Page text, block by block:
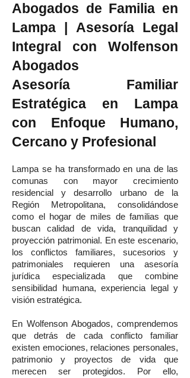
Abogados de Familia en
Lampa | Asesoría Legal
Integral con Wolfenson
Abogados
Asesoría Familiar
Estratégica en Lampa
con Enfoque Humano,
Cercano y Profesional
Lampa se ha transformado en una de las
comunas con mayor crecimiento
residencial y desarrollo urbano de la
Región Metropolitana, consolidándose
como el hogar de miles de familias que
buscan calidad de vida, tranquilidad y
proyección patrimonial. En este escenario,
los conflictos familiares, sucesorios y
patrimoniales requieren una asesoría
jurídica especializada que combine
sensibilidad humana, experiencia legal y
visión estratégica.
En Wolfenson Abogados, comprendemos
que detrás de cada conflicto familiar
existen emociones, relaciones personales,
patrimonio y proyectos de vida que
merecen ser protegidos. Por ello,